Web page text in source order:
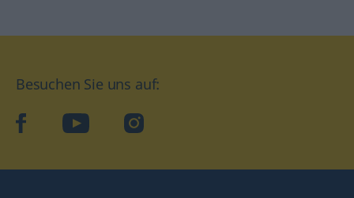
Besuchen Sie uns auf:
facebookYouTube Instagram